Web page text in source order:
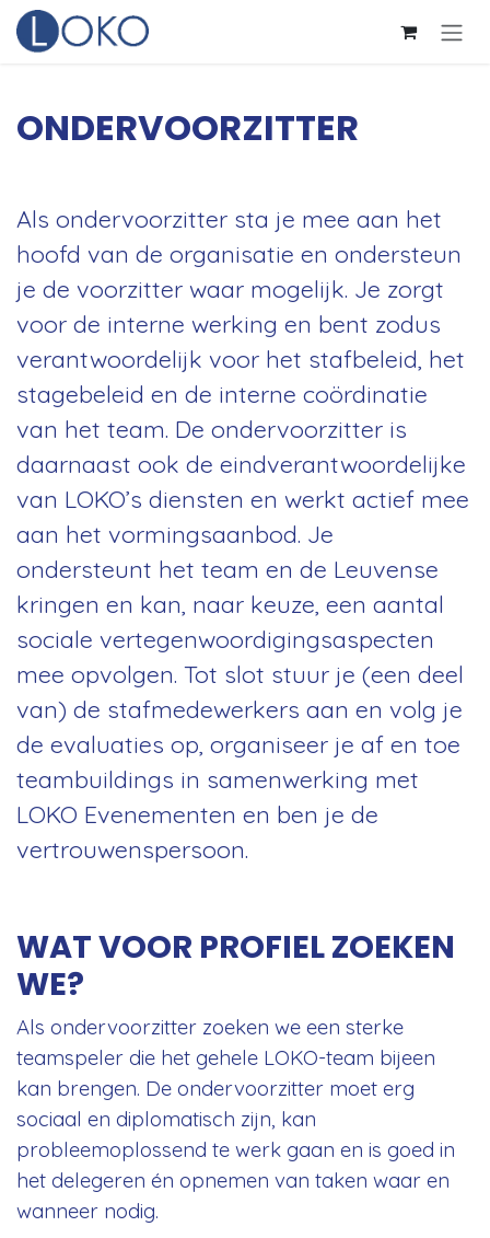
Overslaan naar inhoud
ONDERVOORZITTER
Als ondervoorzitter sta je mee aan het
hoofd van de organisatie en ondersteun
je de voorzitter waar mogelijk. Je zorgt
voor de interne werking en bent zodus
verantwoordelijk voor het stafbeleid, het
stagebeleid en de interne coördinatie
van het team. De ondervoorzitter is
daarnaast ook de eindverantwoordelijke
van LOKO’s diensten en werkt actief mee
aan het vormingsaanbod. Je
ondersteunt het team en de Leuvense
kringen en kan, naar keuze, een aantal
sociale vertegenwoordigingsaspecten
mee opvolgen. Tot slot stuur je (een deel
van) de stafmedewerkers aan en volg je
de evaluaties op, organiseer je af en toe
teambuildings in samenwerking met
LOKO Evenementen en ben je de
vertrouwenspersoon.
WAT VOOR PROFIEL ZOEKEN
WE?
Als ondervoorzitter zoeken we een sterke
teamspeler die het gehele LOKO-team bijeen
kan brengen. De ondervoorzitter moet erg
sociaal en diplomatisch zijn, kan
probleemoplossend te werk gaan en is goed in
het delegeren én opnemen van taken waar en
wanneer nodig.